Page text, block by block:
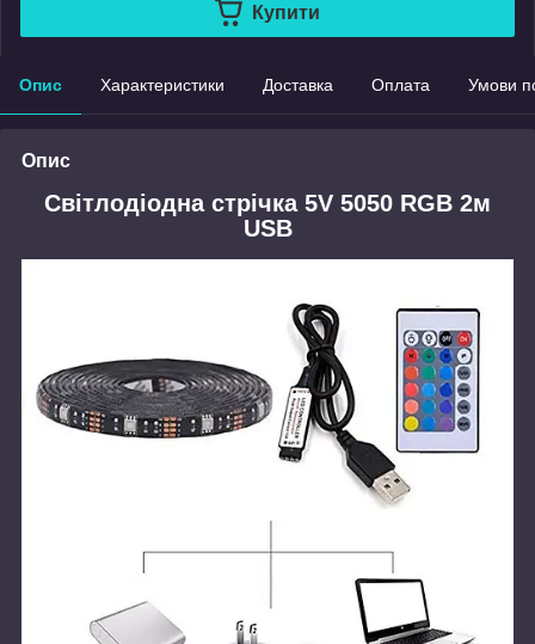
Купити
Опис Характеристики Доставка Оплата Умови
Опис
Світлодіодна стрічка 5V 5050 RGB 2м
USB